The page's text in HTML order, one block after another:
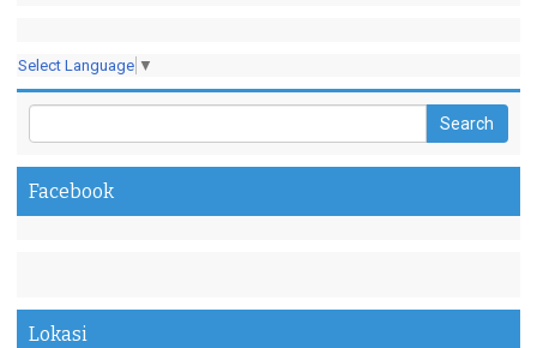
Select Language ▼
Facebook
Lokasi